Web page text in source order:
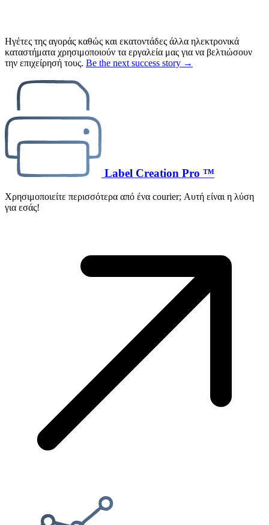
Ηγέτες της αγοράς καθώς και εκατοντάδες άλλα ηλεκτρονικά
καταστήματα χρησιμοποιούν τα εργαλεία μας για να βελτιώσουν
την επιχείρησή τους. Be the next success story →
Label Creation Pro ™
Χρησιμοποιείτε περισσότερα από ένα courier; Αυτή είναι η λύση
για εσάς!